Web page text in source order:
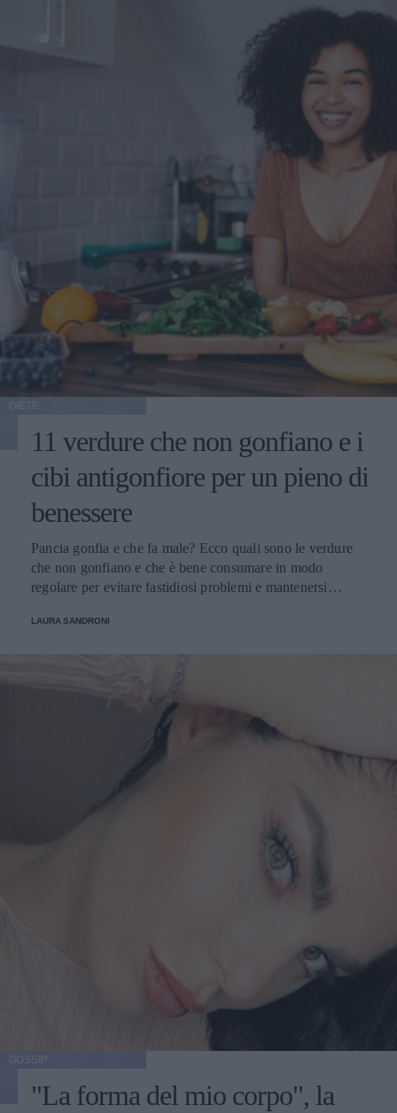
11 verdure che non gonfiano e i
cibi antigonfiore per un pieno di
benessere
Pancia gonfia e che fa male? Ecco quali sono le verdure
che non gonfiano e che è bene consumare in modo
regolare per evitare fastidiosi problemi e mantenersi
LAURA SANDRONI
"La forma del mio corpo", la